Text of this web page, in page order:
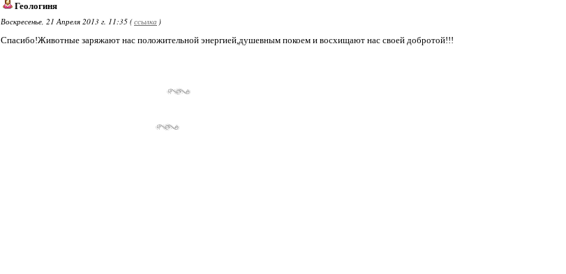
Геологиня
Воскресенье, 21 Апреля 2013 г. 11:35 (ссылка )
Спасибо!Животные заряжают нас положительной энергией,душевным покоем и восхищают нас своей добротой!!!